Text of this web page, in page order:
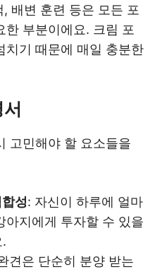
배변 훈련 등은 모든 포
한 부분이에요. 크림 포
치기 때문에 매일 충분한
고민해야 할 요소들을
성: 자신이 하루에 얼마
아지에게 투자할 수 있을
견은 단순히 분양 받는